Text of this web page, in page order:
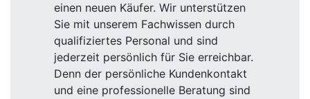
einen neuen Käufer. Wir unterstützen
Sie mit unserem Fachwissen durch
qualifiziertes Personal und sind
jederzeit persönlich für Sie erreichbar.
Denn der persönliche Kundenkontakt
und eine professionelle Beratung sind